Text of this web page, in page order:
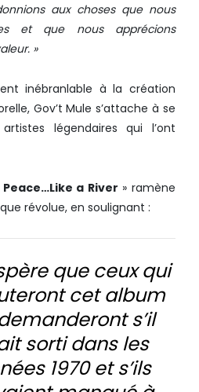
aux choses que nous
et que nous apprécions
»
inébranlable à la création
Gov’t Mule s’attache à se
légendaires qui l’ont
Peace…Like a River » ramène
révolue, en soulignant :
que ceux qui
cet album
s’il
sorti dans les
1970 et s’ils